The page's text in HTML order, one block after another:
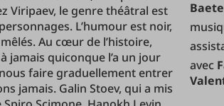
Viripaev, le genre théâtral est
L’humour est noir,
Au cœur de l’histoire,
jamais quiconque l’a un jour
faire graduellement entrer
jamais. Galin Stoev, qui a mis
avec